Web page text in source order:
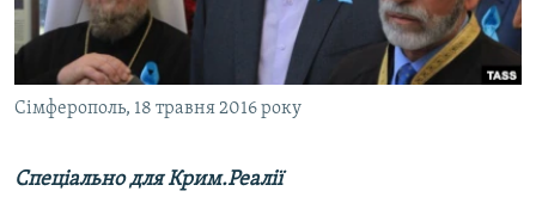
ВІДЕОУРОКИ «ELIFBE»
СВІДЧЕННЯ ОКУПАЦІЇ
УКРАЇНСЬКА ПРОБЛЕМА КРИМУ
Русский
Qırımtatar
Сімферополь, 18 травня 2016 року
Спеціально для Крим.Реалії